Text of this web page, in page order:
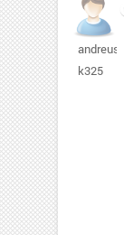
andreus-
k325